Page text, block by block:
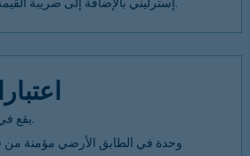
وحدة في الطابق الأرضي مؤمنة من